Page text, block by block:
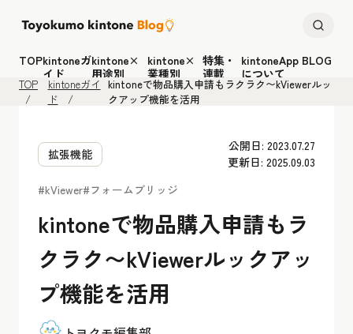
TOPkintoneガ
イド
kintone×
用途別
kintone×
業種別
特集・
連載
kintoneApp BLOG
について
TOP
kintoneガイ
ド
kintoneで物品購入申請もラクラク〜kViewerルッ
クアップ機能を活用
拡張機能
公開日: 2023.07.27
更新日: 2025.09.03
#kViewer#フォームブリッジ
kintoneで物品購入申請もラ
クラク〜kViewerルックアッ
プ機能を活用